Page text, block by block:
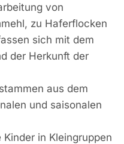
von
zu Haferflocken
sich mit dem
der Herkunft der
aus dem
und saisonalen
in Kleingruppen